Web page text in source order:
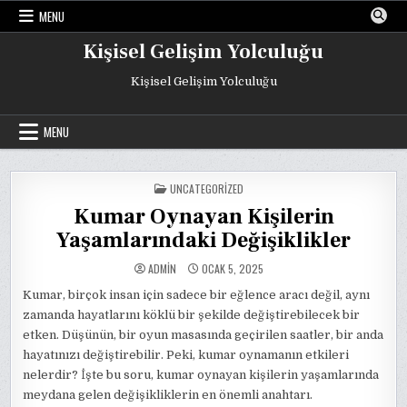
Skip
MENU
Kişisel Gelişim Yolculuğu
Kişisel Gelişim Yolculuğu
MENU
POSTED
IN
UNCATEGORIZED
Kumar Oynayan Kişilerin
Yaşamlarındaki Değişiklikler
ADMIN OCAK 5, 2025
Kumar, birçok insan için sadece bir eğlence aracı değil, aynı
zamanda hayatlarını köklü bir şekilde değiştirebilecek bir
etken. Düşünün, bir oyun masasında geçirilen saatler, bir anda
hayatınızı değiştirebilir. Peki, kumar oynamanın etkileri
nelerdir? İşte bu soru, kumar oynayan kişilerin yaşamlarında
meydana gelen değişikliklerin en önemli anahtarı.